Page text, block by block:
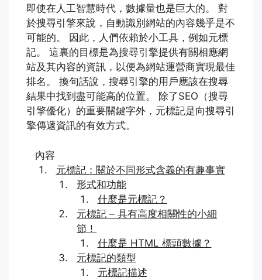
即使在人工智慧時代，數據量也是巨大的。 對
於搜尋引擎來說，自動識別網站的內容幾乎是不
可能的。 因此，人們依賴於小工具，例如元標
記。 這裏的目標是為搜尋引擎提供有關相應網
站及其內容的資訊，以便為網站運營商實現最佳
排名。 換句話說，搜尋引擎的用戶應該在搜尋
結果中找到盡可能高的位置。 除了SEO（搜尋
引擎優化）的重要關鍵字外，元標記是向搜尋引
擎傳遞資訊的有效方式。
內容
元標記：關於不同形式含義的有趣事實
形式和功能
什麼是元標記？
元標記 – 具有高度相關性的小細
節！
什麼是 HTML 標頭數據？
元標記的類型
元標記描述